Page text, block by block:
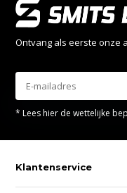
Ontvang als eerste onze
* Lees hier de wettelijke
Klantenservice